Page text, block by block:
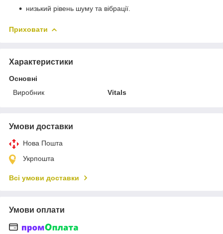
низький рівень шуму та вібрації.
Приховати
Характеристики
Основні
Виробник
Vitals
Умови доставки
Нова Пошта
Укрпошта
Всі умови доставки
Умови оплати